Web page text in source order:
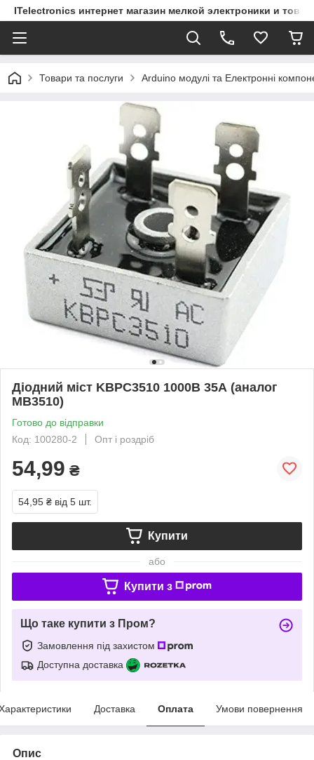
ITelectronics интернет магазин мелкой электроники и
Товари та послуги Arduino модулі та Електронні
Діодний міст KBPC3510 1000В 35А (аналог
MB3510)
Готово до відправки
Код: 100280-2
Опт і роздріб
54,99 ₴
54,95 ₴ від 5 шт.
Купити
або
Купити з
Що таке купити з Пром?
Замовлення під захистом
Доступна доставка
Доставка Оплата Умови повернення
Опис